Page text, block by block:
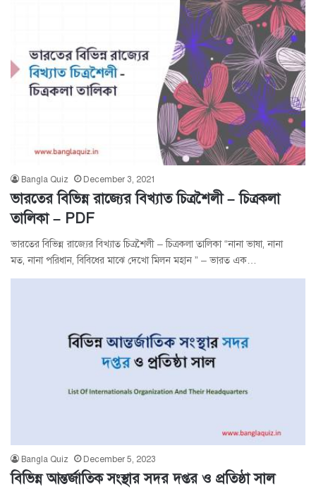
Bangla Quiz December 3, 2021
ভারতের বিভিন্ন রাজ্যের বিখ্যাত চিত্রশৈলী – চিত্রকলা
তালিকা – PDF
ভারতের বিভিন্ন রাজ্যের বিখ্যাত চিত্রশৈলী – চিত্রকলা তালিকা “নানা ভাষা, নানা
মত, নানা পরিধান, বিবিধের মাঝে দেখো মিলন মহান ” – ভারত এক…
Bangla Quiz December 5, 2023
বিভিন্ন আন্তর্জাতিক সংস্থার সদর দপ্তর ও প্রতিষ্ঠা সাল